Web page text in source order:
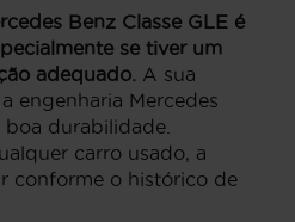
Benz Classe GLE é
se tiver um
adequado. A sua
engenharia Mercedes
durabilidade.
carro usado, a
conforme o histórico de